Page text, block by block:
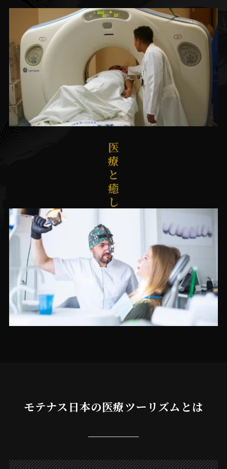
医
療
と
癒
し
モテナス日本の医療ツーリズムとは